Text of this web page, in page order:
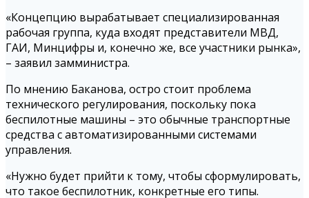
«Концепцию вырабатывает специализированная
рабочая группа, куда входят представители МВД,
ГАИ, Минцифры и, конечно же, все участники рынка»,
– заявил замминистра.
По мнению Баканова, остро стоит проблема
технического регулирования, поскольку пока
беспилотные машины – это обычные транспортные
средства с автоматизированными системами
управления.
«Нужно будет прийти к тому, чтобы сформулировать,
что такое беспилотник, конкретные его типы.